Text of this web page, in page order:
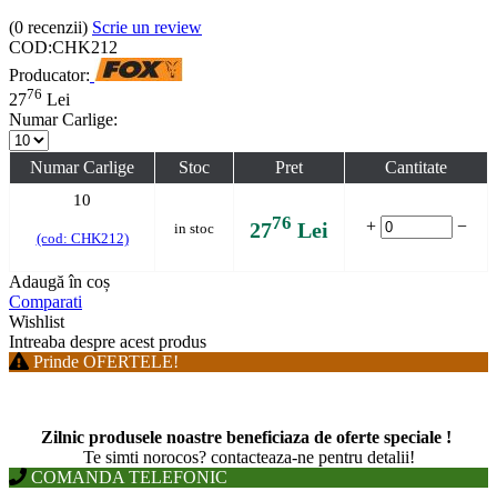
(0 recenzii) Scrie un review
COD:CHK212
Producator:
2776 Lei
Numar Carlige:
Numar Carlige Stoc Pret Cantitate
10
(cod: CHK212)
in stoc 2776 Lei + −
Adaugă în coș
Comparati
Wishlist
Intreaba despre acest produs
Prinde OFERTELE!
Zilnic produsele noastre beneficiaza de oferte speciale !
Te simti norocos? contacteaza-ne pentru detalii!
COMANDA TELEFONIC